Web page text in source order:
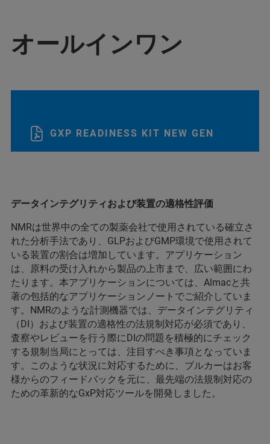
オールインワン
GXP READINESS KIT NEW GEN
データインテグリティおよび装置の適格性評価
NMRは世界中の全ての製薬会社で使用されている確立さ
れた分析手法であり、GLPおよびGMP環境で使用されて
いる装置の割合は増加しています。アプリケーション
は、原料の受け入れから製品の上市まで、広い範囲にわ
たります。本アプリケーションについては、Almacと共
著の包括的なアプリケーションノートでご紹介していま
す。NMRのような計測機器では、データインテグリティ
（DI）および装置の適格性の法規制対応が必須であり、
査察やレビューを行う際にDIの問題を積極的にチェック
する規制当局にとっては、注目すべき事項となっていま
す。このような状況に対応するために、ブルカーはお客
様からのフィードバックを元に、最先端の法規制対応の
ための革新的なGxP対応ツールを開発しました。